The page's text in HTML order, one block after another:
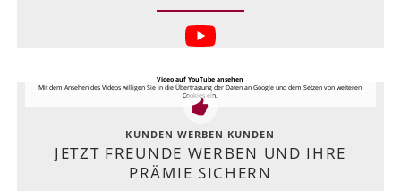
Video auf YouTube ansehen
Mit dem Ansehen des Videos willigen Sie in die Übertragung der Daten an Google und dem Setzen von weiteren
Cookies ein.
KUNDEN WERBEN KUNDEN
JETZT FREUNDE WERBEN UND IHRE
PRÄMIE SICHERN